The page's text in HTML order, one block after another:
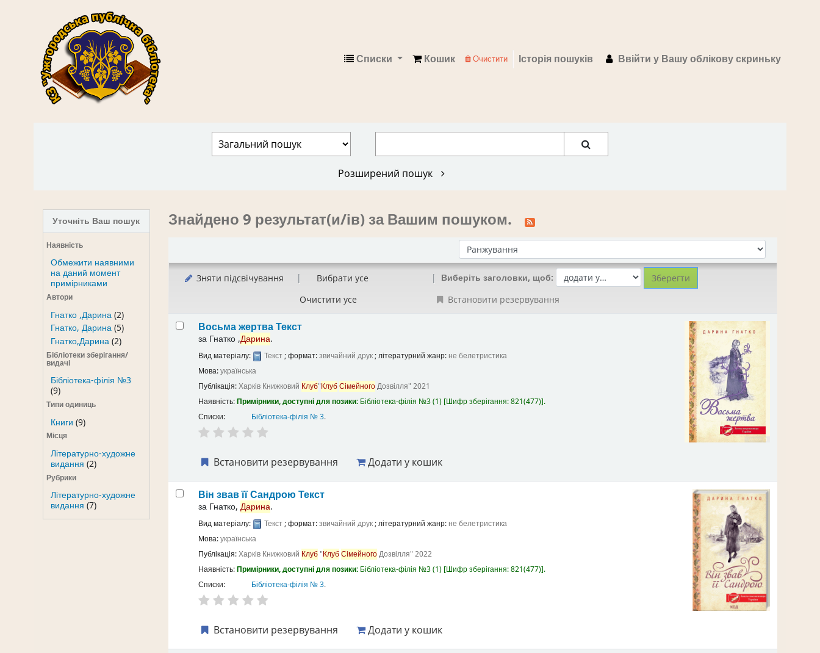
Кошик
Списки Ввійти у Вашу облікову скриньку
Історія пошуків
Очистити
Розширений пошук
Уточніть Ваш пошук
Наявність
Обмежити наявними
на даний момент
примірниками
Автори
Гнатко ,Дарина(2)
Гнатко, Дарина(5)
Гнатко,Дарина(2)
Бібліотеки зберігання/
видачі
Бібліотека-філія №3
(9)
Типи одиниць
Книги (9)
Місця
Літературно-художне
видання (2)
Рубрики
Літературно-художне
видання (7)
Знайдено 9 результат(и/ів) за Вашим пошуком.
Сортувати за:
Зняти підсвічування
Вибрати усе
Очистити усе
Виберіть заголовки, щоб:
Встановити резервування
Восьма жертваТекст
за Гнатко ,Дарина.
Вид матеріалу: Текст; формат:звичайний друк; літературний жанр: не белетристика
Мова:українська
Публікація:Харків Книжковий Клуб"КлубСімейногоДозвілля" 2021
Наявність:Примірники, доступні для позики: Бібліотека-філія №3(1) Шифр зберігання:821(477) .
Списки:
Бібліотека-філія № 3.
Встановити резервування Додати у кошик
Він звав її Сандрою Текст
за Гнатко, Дарина.
Вид матеріалу: Текст; формат:звичайний друк; літературний жанр:не белетристика
Мова:українська
Публікація:Харків Книжковий Клуб"КлубСімейногоДозвілля" 2022
Наявність:Примірники, доступні для позики: Бібліотека-філія №3(1) Шифр зберігання:821(477) .
Списки:
Бібліотека-філія № 3.
Встановити резервування Додати у кошик